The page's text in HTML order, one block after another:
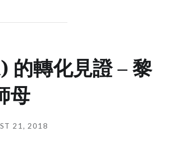
轉化見證 – 黎
母
21, 2018